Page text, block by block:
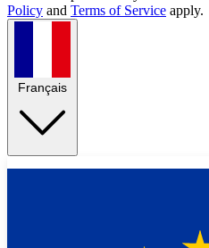
Policy and Terms of Service apply.
Français